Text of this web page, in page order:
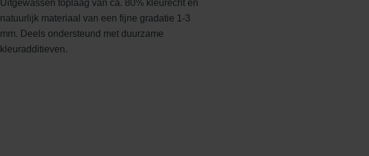
Edelbasaltzwart Edelblauw
Uitgewassen toplaag van ca. 80% kleurecht en
natuurlijk materiaal van een fijne gradatie 1-3
mm. Deels ondersteund met duurzame
kleuradditieven.